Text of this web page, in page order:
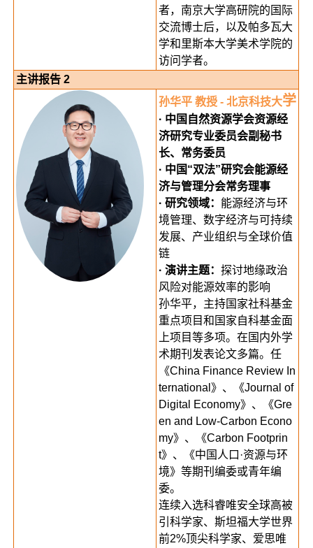
者，南京大学高研院的国际
交流博士后，以及帕多瓦大
学和里斯本大学美术学院的
访问学者。
主讲报告 2
孙华平 教授 - 北京科技大学
· 中国自然资源学会资源经
济研究专业委员会副秘书
长、常务委员
· 中国“双法”研究会能源经
济与管理分会常务理事
· 研究领域： 能源经济与环
境管理、数字经济与可持续
发展、产业组织与全球价值
链
· 演讲主题：探讨地缘政治
风险对能源效率的影响
孙华平，主持国家社科基金
重点项目和国家自科基金面
上项目等多项。在国内外学
术期刊发表论文多篇。任
《China Finance Review In
ternational》、《Journal of
Digital Economy》、《Gre
en and Low-Carbon Econo
my》、《Carbon Footprin
t》、《中国人口·资源与环
境》等期刊编委或青年编
委。
连续入选科睿唯安全球高被
引科学家、斯坦福大学世界
前2%顶尖科学家、爱思唯